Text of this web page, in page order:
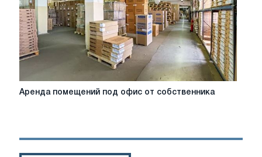
Аренда
помещений
Аренда помещений под офис от собственника